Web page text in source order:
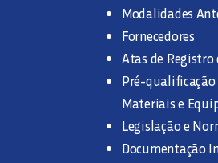
Modalidades
Fornecedores
Atas de Registro
Pré-qualificação
Materiais e
Legislação e
Documentação